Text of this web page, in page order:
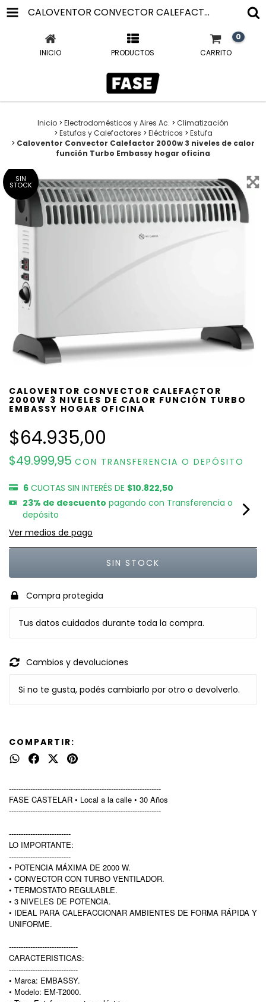
CALOVENTOR CONVECTOR CALEFACTOR 2000W 3 NIVELES DE CALOR FUNCIÓN TURBO EMBASSY HOGAR OFICINA
INICIO PRODUCTOS CARRITO
0
Inicio > Electrodomésticos y Aires Ac. > Climatización
> Estufas y Calefactores > Eléctricos > Estufa
> Caloventor Convector Calefactor 2000w 3 niveles de calor
función Turbo Embassy hogar oficina
SIN
STOCK
CALOVENTOR CONVECTOR CALEFACTOR
2000W 3 NIVELES DE CALOR FUNCIÓN TURBO
EMBASSY HOGAR OFICINA
$64.935,00
$49.999,95 CON TRANSFERENCIA O DEPÓSITO
6 CUOTAS SIN INTERÉS DE $10.822,50
23% de descuento pagando con Transferencia o
depósito
Ver medios de pago
Compra protegida
Tus datos cuidados durante toda la compra.
Cambios y devoluciones
Si no te gusta, podés cambiarlo por otro o devolverlo.
COMPARTIR:
----------------------------------------------------------------
FASE CASTELAR • Local a la calle • 30 Años
----------------------------------------------------------------
--------------------------
LO IMPORTANTE:
--------------------------
• POTENCIA MÁXIMA DE 2000 W.
• CONVECTOR CON TURBO VENTILADOR.
• TERMOSTATO REGULABLE.
• 3 NIVELES DE POTENCIA.
• IDEAL PARA CALEFACCIONAR AMBIENTES DE FORMA RÁPIDA Y
UNIFORME.
-----------------------------
CARACTERISTICAS:
-----------------------------
• Marca: EMBASSY.
• Modelo: EM-T2000.